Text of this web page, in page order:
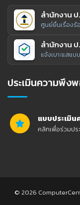
สำนักงาน
ศูนย์ยื่นเรื่องร้
สำนักงาน
แจ้งเบาะแสแ
ประเมินความพึง
แบบประเมิน
คลิกเพื่อร่วมปร
© 2026